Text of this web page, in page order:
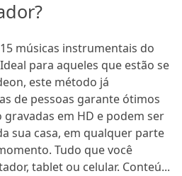
músicas instrumentais do
para aqueles que estão se
este método já
de pessoas garante ótimos
gravadas em HD e podem ser
sua casa, em qualquer parte
Tudo que você
tablet ou celular. Conteú...